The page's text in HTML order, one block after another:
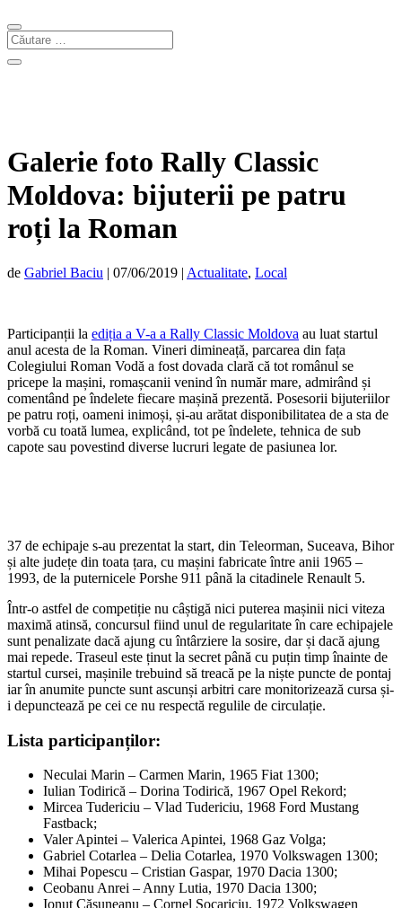
Galerie foto Rally Classic
Moldova: bijuterii pe patru
roți la Roman
de Gabriel Baciu | 07/06/2019 | Actualitate, Local
Participanții la ediția a V-a a Rally Classic Moldova au luat startul
anul acesta de la Roman. Vineri dimineață, parcarea din fața
Colegiului Roman Vodă a fost dovada clară că tot românul se
pricepe la mașini, romașcanii venind în număr mare, admirând și
comentând pe îndelete fiecare mașină prezentă. Posesorii bijuteriilor
pe patru roți, oameni inimoși, și-au arătat disponibilitatea de a sta de
vorbă cu toată lumea, explicând, tot pe îndelete, tehnica de sub
capote sau povestind diverse lucruri legate de pasiunea lor.
37 de echipaje s-au prezentat la start, din Teleorman, Suceava, Bihor
și alte județe din toata țara, cu mașini fabricate între anii 1965 –
1993, de la puternicele Porshe 911 până la citadinele Renault 5.
Într-o astfel de competiție nu câștigă nici puterea mașinii nici viteza
maximă atinsă, concursul fiind unul de regularitate în care echipajele
sunt penalizate dacă ajung cu întârziere la sosire, dar și dacă ajung
mai repede. Traseul este ținut la secret până cu puțin timp înainte de
startul cursei, mașinile trebuind să treacă pe la niște puncte de pontaj
iar în anumite puncte sunt ascunși arbitri care monitorizează cursa și-
i depunctează pe cei ce nu respectă regulile de circulație.
Lista participanților:
Neculai Marin – Carmen Marin, 1965 Fiat 1300;
Iulian Todirică – Dorina Todirică, 1967 Opel Rekord;
Mircea Tudericiu – Vlad Tudericiu, 1968 Ford Mustang
Fastback;
Valer Apintei – Valerica Apintei, 1968 Gaz Volga;
Gabriel Cotarlea – Delia Cotarlea, 1970 Volkswagen 1300;
Mihai Popescu – Cristian Gaspar, 1970 Dacia 1300;
Ceobanu Anrei – Anny Lutia, 1970 Dacia 1300;
Ionuț Cășuneanu – Cornel Socariciu, 1972 Volkswagen